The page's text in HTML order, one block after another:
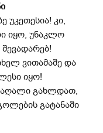
უკეთესია! კი,
იყო, უნაკლო
ვითამაშე და
იყო!
გახლდათ,
გატანაში